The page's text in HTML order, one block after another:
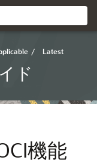
/ Latest
ド
機能